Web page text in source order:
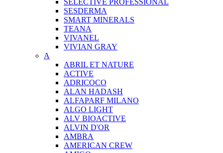
SELECTIVE PROFESSIONAL
SESDERMA
SMART MINERALS
TEANA
VIVANEL
VIVIAN GRAY
A
ABRIL ET NATURE
ACTIVE
ADRICOCO
ALAN HADASH
ALFAPARF MILANO
ALGO LIGHT
ALV BIOACTIVE
ALVIN D'OR
AMBRA
AMERICAN CREW